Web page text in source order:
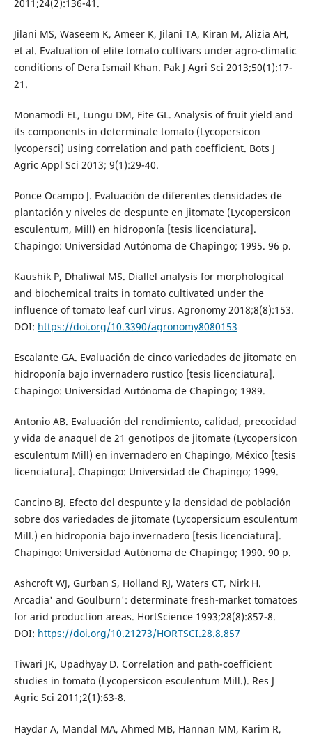
2011;24(2):136-41.
Jilani MS, Waseem K, Ameer K, Jilani TA, Kiran M, Alizia AH,
et al. Evaluation of elite tomato cultivars under agro-climatic
conditions of Dera Ismail Khan. Pak J Agri Sci 2013;50(1):17-
21.
Monamodi EL, Lungu DM, Fite GL. Analysis of fruit yield and
its components in determinate tomato (Lycopersicon
lycopersci) using correlation and path coefficient. Bots J
Agric Appl Sci 2013; 9(1):29-40.
Ponce Ocampo J. Evaluación de diferentes densidades de
plantación y niveles de despunte en jitomate (Lycopersicon
esculentum, Mill) en hidroponía [tesis licenciatura].
Chapingo: Universidad Autónoma de Chapingo; 1995. 96 p.
Kaushik P, Dhaliwal MS. Diallel analysis for morphological
and biochemical traits in tomato cultivated under the
influence of tomato leaf curl virus. Agronomy 2018;8(8):153.
DOI: https://doi.org/10.3390/agronomy8080153
Escalante GA. Evaluación de cinco variedades de jitomate en
hidroponía bajo invernadero rustico [tesis licenciatura].
Chapingo: Universidad Autónoma de Chapingo; 1989.
Antonio AB. Evaluación del rendimiento, calidad, precocidad
y vida de anaquel de 21 genotipos de jitomate (Lycopersicon
esculentum Mill) en invernadero en Chapingo, México [tesis
licenciatura]. Chapingo: Universidad de Chapingo; 1999.
Cancino BJ. Efecto del despunte y la densidad de población
sobre dos variedades de jitomate (Lycopersicum esculentum
Mill.) en hidroponía bajo invernadero [tesis licenciatura].
Chapingo: Universidad Autónoma de Chapingo; 1990. 90 p.
Ashcroft WJ, Gurban S, Holland RJ, Waters CT, Nirk H.
Arcadia' and Goulburn': determinate fresh-market tomatoes
for arid production areas. HortScience 1993;28(8):857-8.
DOI: https://doi.org/10.21273/HORTSCI.28.8.857
Tiwari JK, Upadhyay D. Correlation and path-coefficient
studies in tomato (Lycopersicon esculentum Mill.). Res J
Agric Sci 2011;2(1):63-8.
Haydar A, Mandal MA, Ahmed MB, Hannan MM, Karim R,